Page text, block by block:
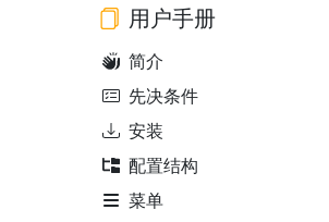
用户手册
简介
先决条件
安装
配置结构
菜单